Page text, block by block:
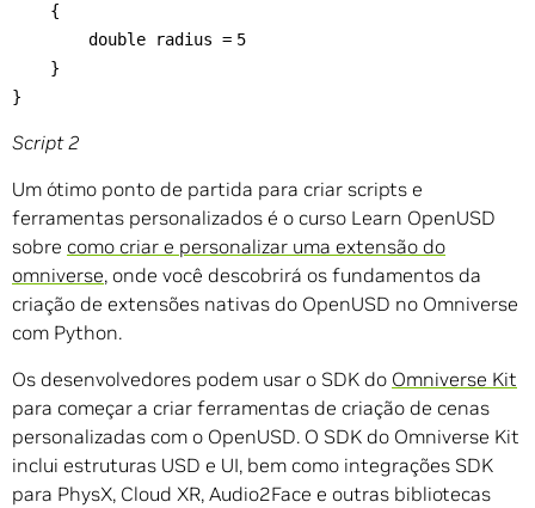
{
double radius = 5
}
}
Script 2
Um ótimo ponto de partida para criar scripts e
ferramentas personalizados é o curso Learn OpenUSD
sobre como criar e personalizar uma extensão do
omniverse, onde você descobrirá os fundamentos da
criação de extensões nativas do OpenUSD no Omniverse
com Python.
Os desenvolvedores podem usar o SDK do Omniverse Kit
para começar a criar ferramentas de criação de cenas
personalizadas com o OpenUSD. O SDK do Omniverse Kit
inclui estruturas USD e UI, bem como integrações SDK
para PhysX, Cloud XR, Audio2Face e outras bibliotecas